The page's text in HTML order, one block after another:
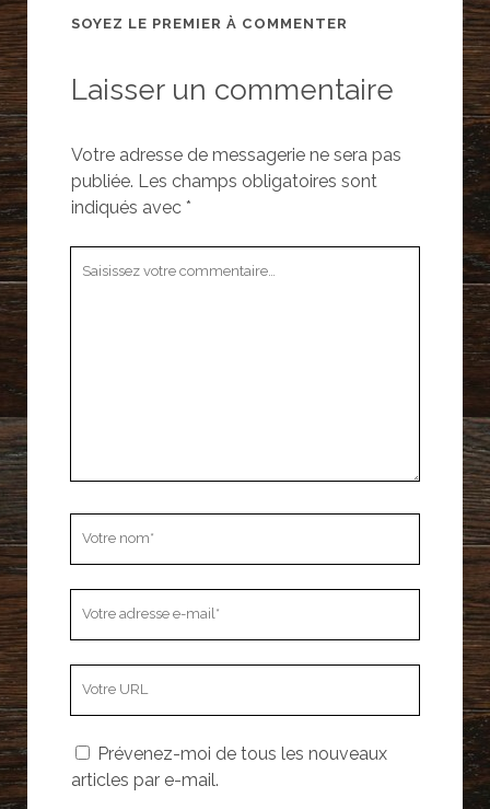
SOYEZ LE PREMIER À COMMENTER
Laisser un commentaire
Votre adresse de messagerie ne sera pas
publiée. Les champs obligatoires sont
indiqués avec *
mail
votre
site
Prévenez-moi de tous les nouveaux
articles par e-mail.